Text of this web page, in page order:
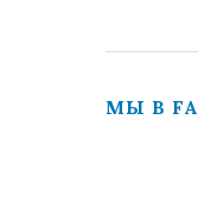
МЫ В